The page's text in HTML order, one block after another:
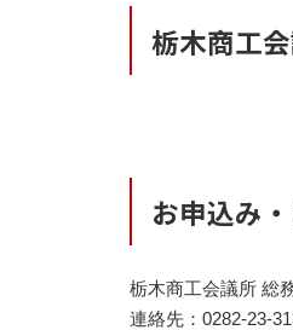
栃木商工
お申込み
栃木商工会議所 総
連絡先：0282-23-